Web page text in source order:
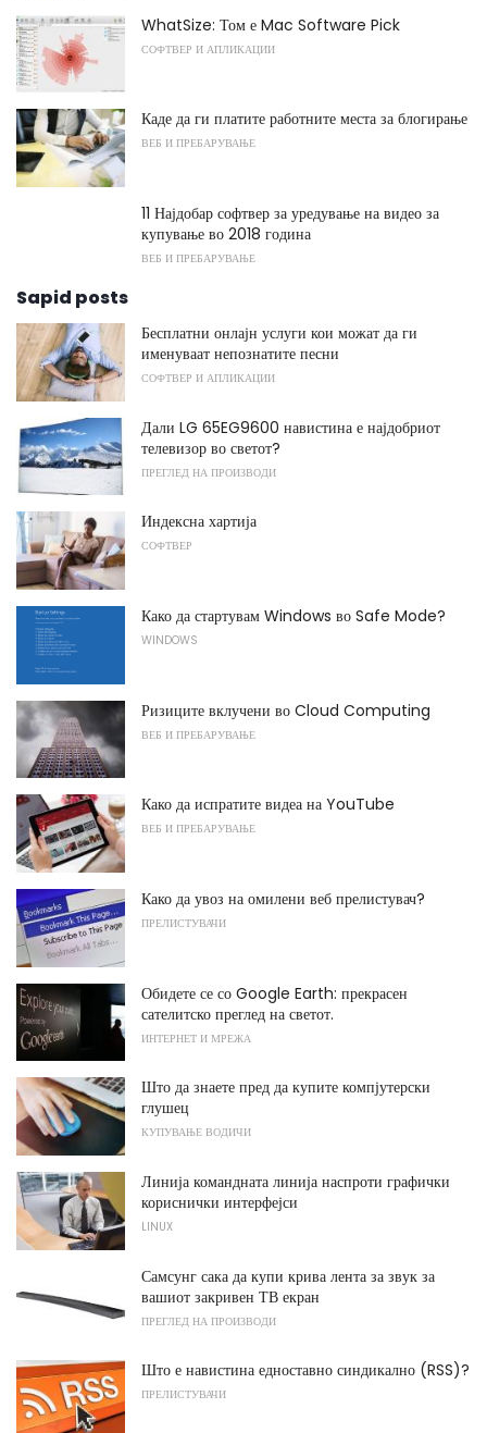
WhatSize: Том е Mac Software Pick
СОФТВЕР И АПЛИКАЦИИ
Каде да ги платите работните места за блогирање
ВЕБ И ПРЕБАРУВАЊЕ
11 Најдобар софтвер за уредување на видео за
купување во 2018 година
ВЕБ И ПРЕБАРУВАЊЕ
Sapid posts
Бесплатни онлајн услуги кои можат да ги
именуваат непознатите песни
СОФТВЕР И АПЛИКАЦИИ
Дали LG 65EG9600 навистина е најдобриот
телевизор во светот?
ПРЕГЛЕД НА ПРОИЗВОДИ
Индексна хартија
СОФТВЕР
Како да стартувам Windows во Safe Mode?
WINDOWS
Ризиците вклучени во Cloud Computing
ВЕБ И ПРЕБАРУВАЊЕ
Како да испратите видеа на YouTube
ВЕБ И ПРЕБАРУВАЊЕ
Како да увоз на омилени веб прелистувач?
ПРЕЛИСТУВАЧИ
Обидете се со Google Earth: прекрасен
сателитско преглед на светот.
ИНТЕРНЕТ И МРЕЖА
Што да знаете пред да купите компјутерски
глушец
КУПУВАЊЕ ВОДИЧИ
Линија командната линија наспроти графички
кориснички интерфејси
LINUX
Самсунг сака да купи крива лента за звук за
вашиот закривен ТВ екран
ПРЕГЛЕД НА ПРОИЗВОДИ
Што е навистина едноставно синдикално (RSS)?
ПРЕЛИСТУВАЧИ